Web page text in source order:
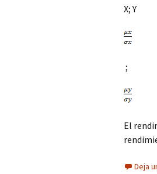
X; Y
;
El
Deja